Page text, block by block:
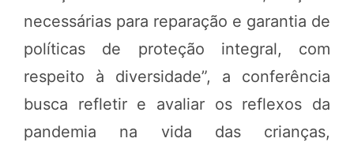
necessárias para reparação e garantia de
políticas de proteção integral, com
respeito à diversidade”, a conferência
busca refletir e avaliar os reflexos da
pandemia na vida das crianças,